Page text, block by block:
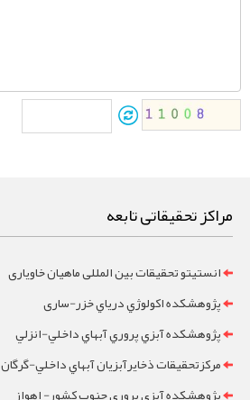
مراکز تحقیقاتی تابعه
انستیتو تحقیقات بین المللی ماهیان خاویاری
پژوهشکده اکولوژي درياي خزر-ساری
پژوهشکده آبزي پروري آبهاي داخلي-انزلي
مرکزتحقيقات ذخايرآبزيان آبهاي داخلي-گرگان
پژوهشکده آبزي پروري جنوب کشور- اهواز